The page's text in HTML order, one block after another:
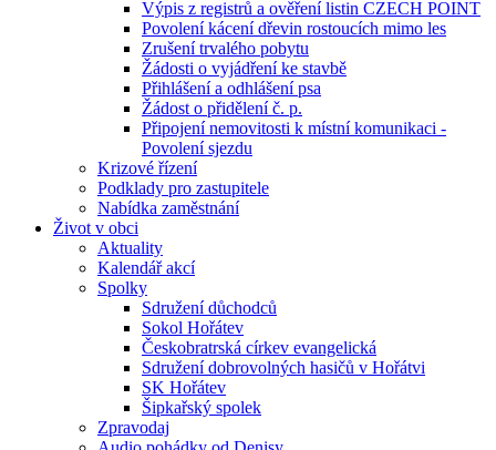
Výpis z registrů a ověření listin CZECH POINT
Povolení kácení dřevin rostoucích mimo les
Zrušení trvalého pobytu
Žádosti o vyjádření ke stavbě
Přihlášení a odhlášení psa
Žádost o přidělení č. p.
Připojení nemovitosti k místní komunikaci -
Povolení sjezdu
Krizové řízení
Podklady pro zastupitele
Nabídka zaměstnání
Život v obci
Aktuality
Kalendář akcí
Spolky
Sdružení důchodců
Sokol Hořátev
Českobratrská církev evangelická
Sdružení dobrovolných hasičů v Hořátvi
SK Hořátev
Šipkařský spolek
Zpravodaj